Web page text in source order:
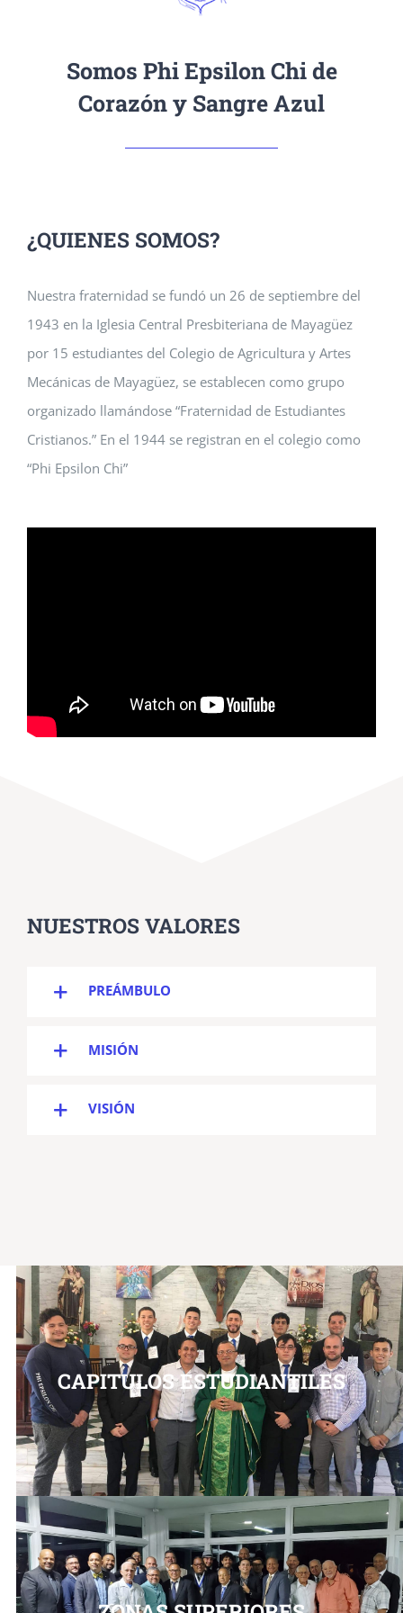
Somos Phi Epsilon Chi de
Corazón y Sangre Azul
¿QUIENES SOMOS?
Nuestra fraternidad se fundó un 26 de septiembre del
1943 en la Iglesia Central Presbiteriana de Mayagüez
por 15 estudiantes del Colegio de Agricultura y Artes
Mecánicas de Mayagüez, se establecen como grupo
organizado llamándose “Fraternidad de Estudiantes
Cristianos.” En el 1944 se registran en el colegio como
“Phi Epsilon Chi”
NUESTROS VALORES
PREÁMBULO
MISIÓN
VISIÓN
CAPITULOS ESTUDIANTILES